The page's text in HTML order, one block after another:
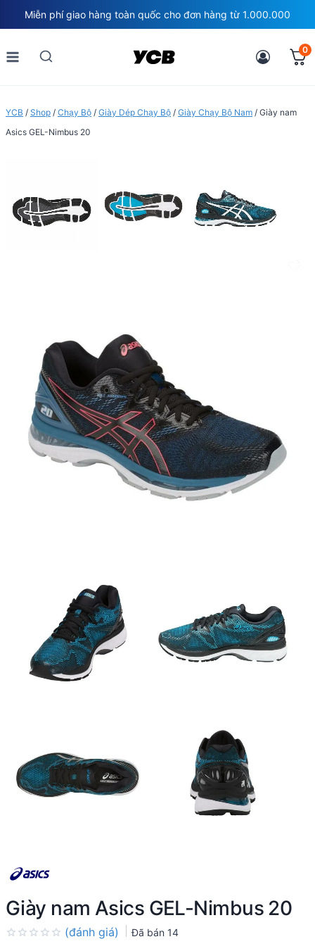
to
content
Miễn phí giao hàng toàn quốc cho đơn hàng từ 1.000.000
0
YCB / Shop / Chạy Bộ / Giày Dép Chạy Bộ / Giày Chạy Bộ Nam / Giày nam
Asics GEL-Nimbus 20
Giày nam Asics GEL-Nimbus 20
(đánh giá) Đã bán 14